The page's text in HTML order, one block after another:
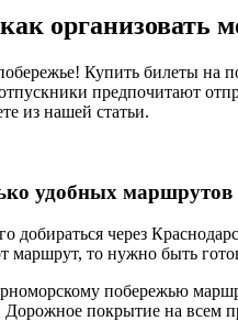
организовать
Купить билеты на
предпочитают
из нашей статьи.
удобных маршрутов
добираться через
маршрут, то нужно быть
побережью
покрытие на всем